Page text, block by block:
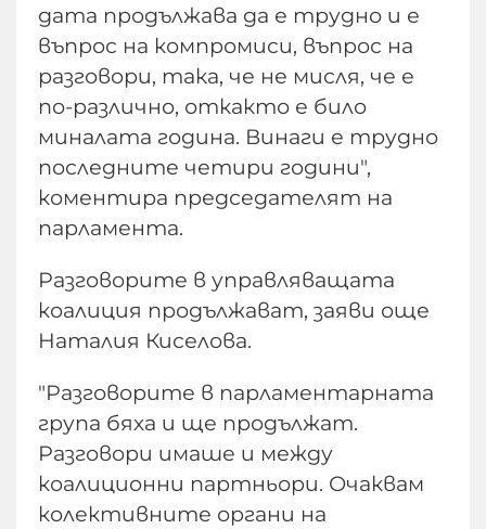
дата продължава да е трудно и е
въпрос на компромиси, въпрос на
разговори, така, че не мисля, че е
по-различно, откакто е било
миналата година. Винаги е трудно
последните четири години",
коментира председателят на
парламента.
Разговорите в управляващата
коалиция продължават, заяви още
Наталия Киселова.
"Разговорите в парламентарната
група бяха и ще продължат.
Разговори имаше и между
коалиционни партньори. Очаквам
колективните органи на